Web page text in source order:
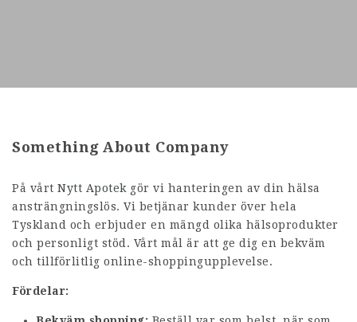
Something About Company
På vårt Nytt Apotek gör vi hanteringen av din hälsa
ansträngningslös. Vi betjänar kunder över hela
Tyskland och erbjuder en mängd olika hälsoprodukter
och personligt stöd. Vårt mål är att ge dig en bekväm
och tillförlitlig online-shoppingupplevelse.
Fördelar: